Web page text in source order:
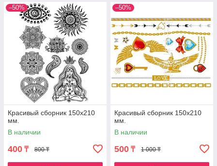
–50%
Красивый сборник 150х210
мм.
В наличии
400 ₸ 800 ₸
–50%
Красивый сборник 150х210
мм.
В наличии
500 ₸ 1 000 ₸